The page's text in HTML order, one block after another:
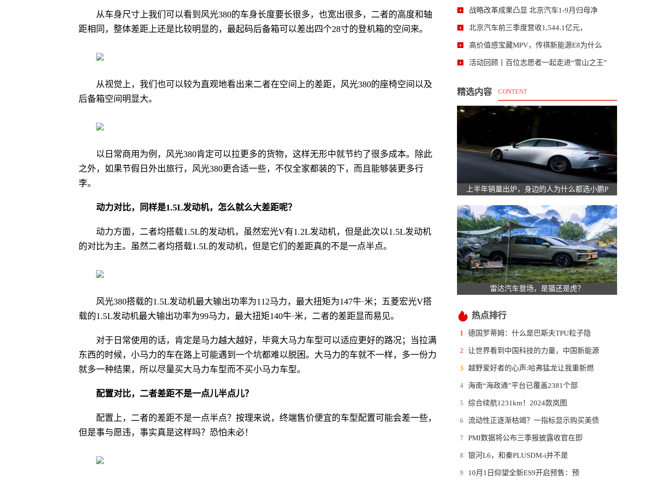
从车身尺寸上我们可以看到风光380的车身长度要长很多，也宽出很多，二者的高度和轴
距相同，整体差距上还是比较明显的，最起码后备箱可以差出四个28寸的登机箱的空间来。
从视觉上，我们也可以较为直观地看出来二者在空间上的差距，风光380的座椅空间以及
后备箱空间明显大。
以日常商用为例，风光380肯定可以拉更多的货物，这样无形中就节约了很多成本。除此
之外，如果节假日外出旅行，风光380更合适一些，不仅全家都装的下，而且能够装更多行
李。
动力对比，同样是1.5L发动机，怎么就么大差距呢？
动力方面，二者均搭载1.5L的发动机，虽然宏光V有1.2L发动机，但是此次以1.5L发动机
的对比为主。虽然二者均搭载1.5L的发动机，但是它们的差距真的不是一点半点。
风光380搭载的1.5L发动机最大输出功率为112马力，最大扭矩为147牛·米；五菱宏光V搭
载的1.5L发动机最大输出功率为99马力，最大扭矩140牛·米，二者的差距显而易见。
对于日常使用的话，肯定是马力越大越好，毕竟大马力车型可以适应更好的路况；当拉满
东西的时候，小马力的车在路上可能遇到一个坑都难以脱困。大马力的车就不一样，多一份力
就多一种结果，所以尽量买大马力车型而不买小马力车型。
配置对比，二者差距不是一点儿半点儿？
配置上，二者的差距不是一点半点？按理来说，终端售价便宜的车型配置可能会差一些，
但是事与愿违，事实真是这样吗？恐怕未必！
战略改革成果凸显 北京汽车1-9月归母净
北京汽车前三季度营收1,544.1亿元，
高价值感宝藏MPV，传祺新能源E8为什么
活动回顾丨百位志愿者一起走进“雪山之王”
精选内容 CONTENT
上半年销量出炉，身边的人为什么都选小鹏P
雷达汽车登场，是猫还是虎？
热点排行
1 德国罗蒂姆：什么是巴斯夫TPU粒子隐
2 让世界看到中国科技的力量，中国新能源
3 越野爱好者的心声:哈弗猛龙让我重新燃
4 海南“海政通”平台已覆盖2381个部
5 综合续航1231km！2024款岚图
6 流动性正逐渐枯竭？一指标显示购买美债
7 PMI数据将公布三季报披露收官在即
8 银河L6，和秦PLUSDM-i并不是
9 10月1日仰望全新ES9开启预售：预